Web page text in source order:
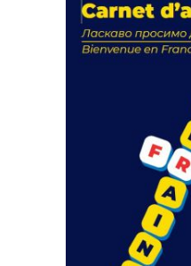
actions
18 septembre 2023
FEUILLETER